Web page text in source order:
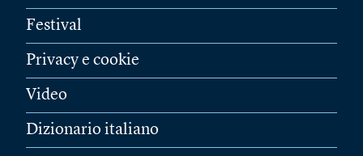
Festival
Privacy e cookie
Video
Dizionario italiano